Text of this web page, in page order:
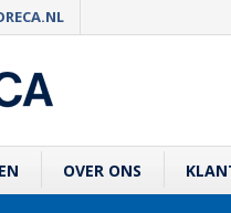
OVER ONS